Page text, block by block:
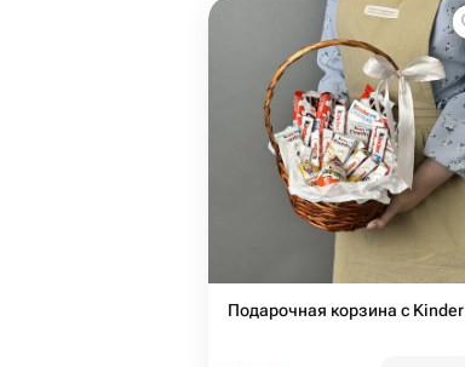
Подарочная корзина с Kinder